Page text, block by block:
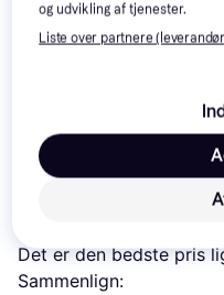
Læs om
Det er den bedste pris
Sammenlign:
og udvikling af tjenester.
Liste over partnere